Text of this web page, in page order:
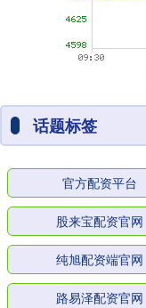
话题标签
官方配资平台
股来宝配资官网
纯旭配资端官网
路易泽配资官网